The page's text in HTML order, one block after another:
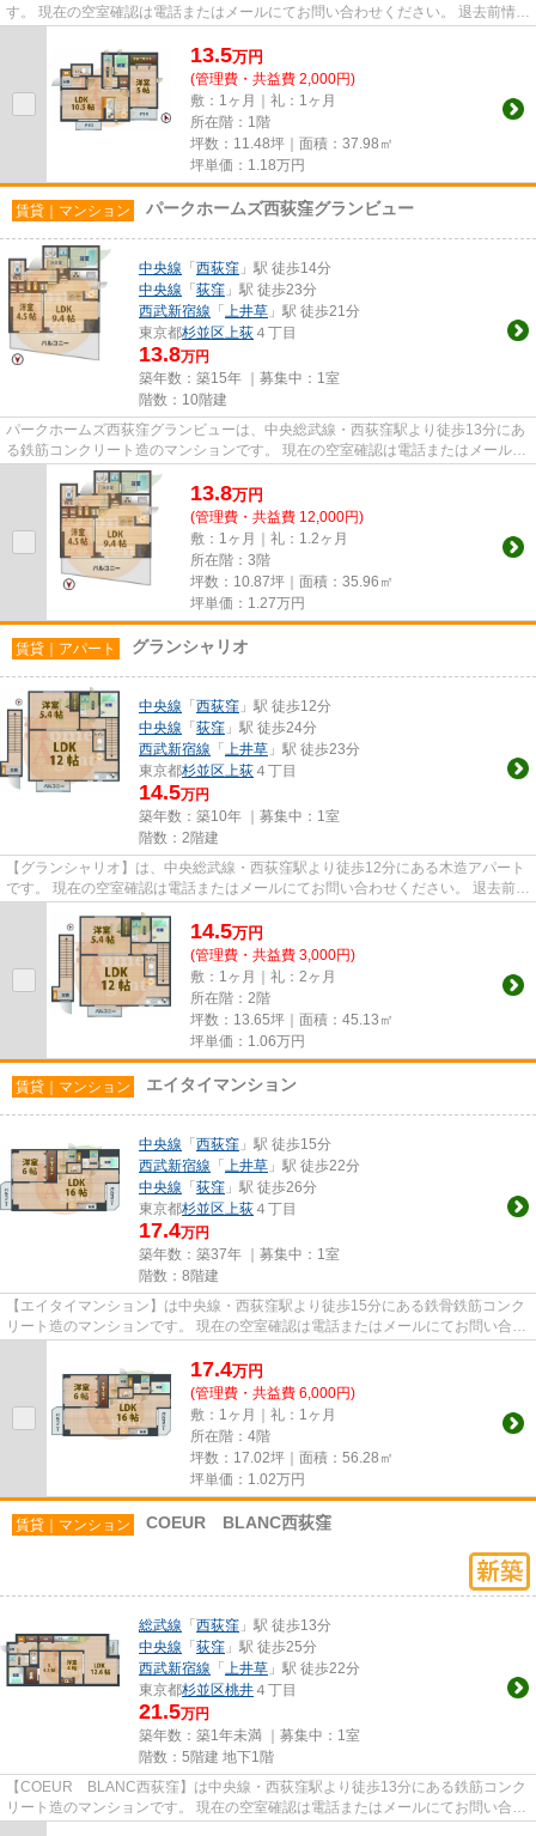
す。 現在の空室確認は電話またはメールにてお問い合わせください。 退去前情報
13.5万円
(管理費・共益費 2,000円)
敷：1ヶ月｜礼：1ヶ月
所在階：1階
坪数：11.48坪｜面積：37.98㎡
坪単価： 1.18万円
賃貸｜マンション パークホームズ西荻窪グランビュー
中央線 「 西荻窪 」駅 徒歩14分
中央線 「 荻窪 」駅 徒歩23分
西武新宿線 「 上井草 」駅 徒歩21分
東京都杉並区上荻 ４丁目
13.8万円
築年数：築15年 ｜募集中： 1室
階数：10階建
パークホームズ西荻窪グランビューは、中央総武線・西荻窪駅より徒歩13分にあ
る鉄筋コンクリート造のマンションです。 現在の空室確認は電話またはメールに
てお問い合わせください。 ...
13.8万円
(管理費・共益費 12,000円)
敷：1ヶ月｜礼：1.2ヶ月
所在階：3階
坪数：10.87坪｜面積：35.96㎡
坪単価： 1.27万円
賃貸｜アパート グランシャリオ
中央線 「 西荻窪 」駅 徒歩12分
中央線 「 荻窪 」駅 徒歩24分
西武新宿線 「 上井草 」駅 徒歩23分
東京都杉並区上荻 ４丁目
14.5万円
築年数：築10年 ｜募集中： 1室
階数：2階建
【グランシャリオ】は、中央総武線・西荻窪駅より徒歩12分にある木造アパート
です。 現在の空室確認は電話またはメールにてお問い合わせください。 退去前情
報を含めきちんと確認の上...
14.5万円
(管理費・共益費 3,000円)
敷：1ヶ月｜礼：2ヶ月
所在階：2階
坪数：13.65坪｜面積：45.13㎡
坪単価： 1.06万円
賃貸｜マンション エイタイマンション
中央線 「 西荻窪 」駅 徒歩15分
西武新宿線 「 上井草 」駅 徒歩22分
中央線 「 荻窪 」駅 徒歩26分
東京都杉並区上荻 ４丁目
17.4万円
築年数：築37年 ｜募集中： 1室
階数：8階建
【エイタイマンション】は中央線・西荻窪駅より徒歩15分にある鉄骨鉄筋コンク
リート造のマンションです。 現在の空室確認は電話またはメールにてお問い合わ
17.4万円
(管理費・共益費 6,000円)
敷：1ヶ月｜礼：1ヶ月
所在階：4階
坪数：17.02坪｜面積：56.28㎡
坪単価： 1.02万円
賃貸｜マンション COEUR BLANC西荻窪
総武線 「 西荻窪 」駅 徒歩13分
中央線 「 荻窪 」駅 徒歩25分
西武新宿線 「 上井草 」駅 徒歩22分
東京都杉並区桃井 ４丁目
21.5万円
築年数：築1年未満 ｜募集中： 1室
階数：5階建 地下1階
【COEUR BLANC西荻窪】は中央線・西荻窪駅より徒歩13分にある鉄筋コンク
リート造のマンションです。 現在の空室確認は電話またはメールにてお問い合わ